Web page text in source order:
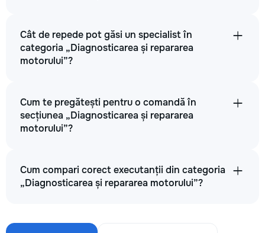
Cât de repede pot găsi un specialist în
categoria „Diagnosticarea și repararea
motorului”?
Cum te pregătești pentru o comandă în
secțiunea „Diagnosticarea și repararea
motorului”?
Cum compari corect executanții din categoria
„Diagnosticarea și repararea motorului”?